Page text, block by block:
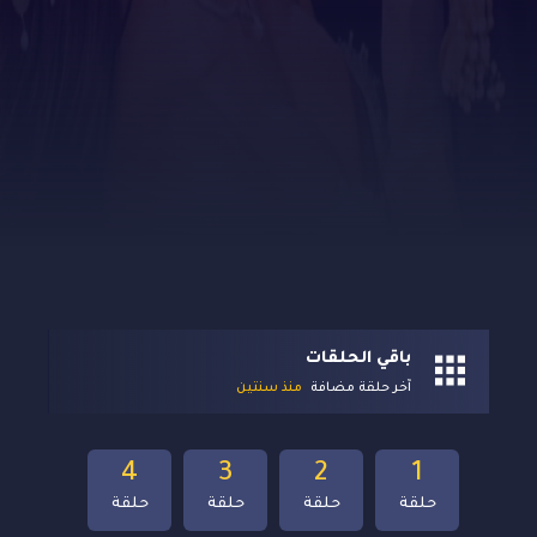
باقي الحلقات
آخر حلقة مضافة منذ سنتين
4
حلقة
3
حلقة
2
حلقة
1
حلقة